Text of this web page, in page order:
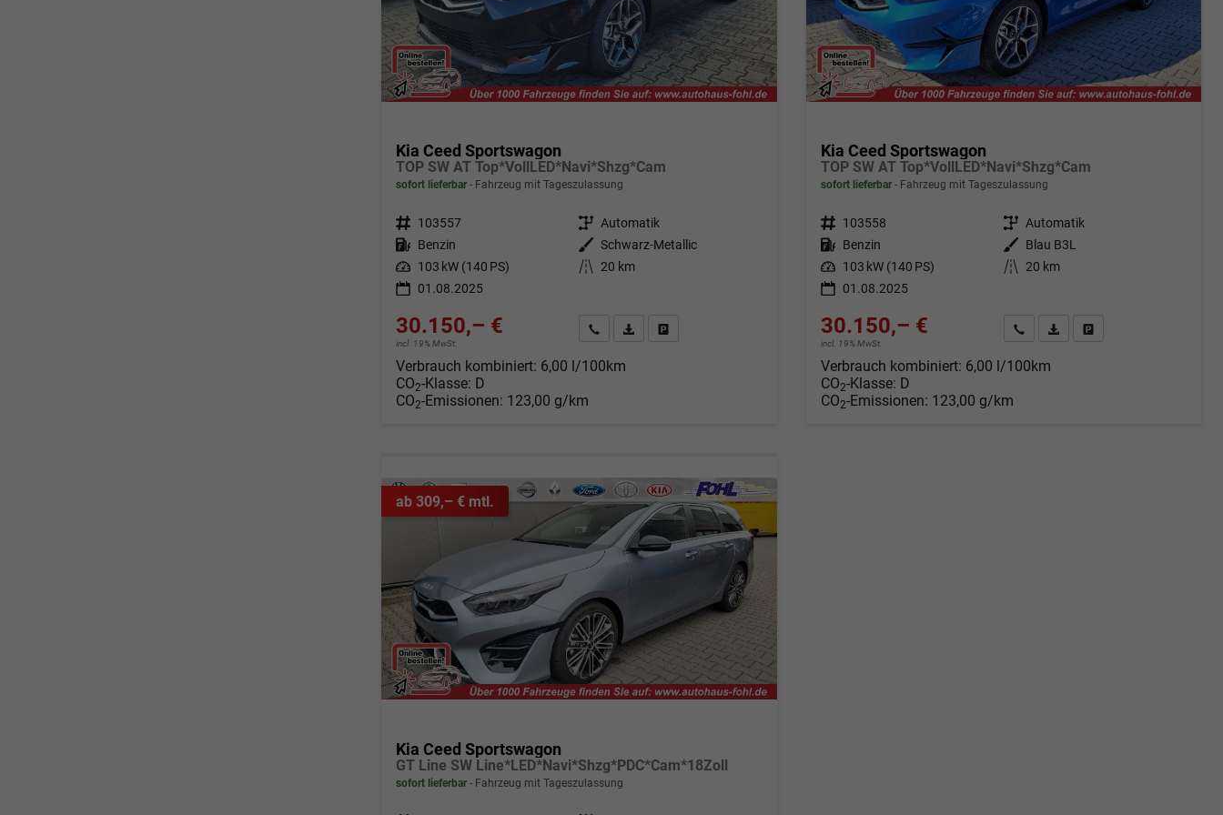
Kia Ceed Sportswagon
TOP SW AT Top*VollLED*Navi*Shzg*Cam
sofort lieferbar Fahrzeug mit Tageszulassung
Fahrzeugnr. 103557 Getriebe Automatik
Kraftstoff Benzin Außenfarbe Schwarz-Metallic
Leistung 103 kW (140 PS) Kilometerstand 20 km
01.08.2025
30.150,– €
incl. 19% MwSt.
Angebot anfordern
Fahrzeugexpose (PDF)
Verbrauch kombiniert: 6,00 l/100km
CO2-Klasse: D
CO2-Emissionen: 123,00 g/km
Kia Ceed Sportswagon
TOP SW AT Top*VollLED*Navi*Shzg*Cam
sofort lieferbar Fahrzeug mit Tageszulassung
Fahrzeugnr. 103558 Getriebe Automatik
Kraftstoff Benzin Außenfarbe
Blau B3L
Leistung 103 kW (140 PS) Kilometerstand 20 km
01.08.2025
30.150,– €
incl. 19% MwSt.
Angebot anfordern
Fahrzeugexpose (PDF)
Fahrzeug parken
Verbrauch kombiniert: 6,00 l/100km
CO2-Klasse: D
CO2-Emissionen: 123,00 g/km
ab 309,– € mtl.
Kia Ceed Sportswagon
GT Line SW Line*LED*Navi*Shzg*PDC*Cam*18Zoll
sofort lieferbar Fahrzeug mit Tageszulassung